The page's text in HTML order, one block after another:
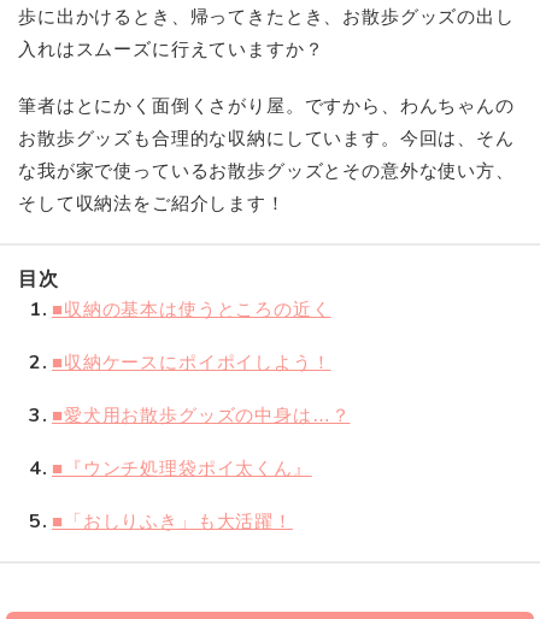
歩に出かけるとき、帰ってきたとき、お散歩グッズの出し
入れはスムーズに行えていますか？
筆者はとにかく面倒くさがり屋。ですから、わんちゃんの
お散歩グッズも合理的な収納にしています。今回は、そん
な我が家で使っているお散歩グッズとその意外な使い方、
そして収納法をご紹介します！
目次
1 ■収納の基本は使うところの近く
2 ■収納ケースにポイポイしよう！
3 ■愛犬用お散歩グッズの中身は…？
4 ■『ウンチ処理袋ポイ太くん』
5 ■「おしりふき」も大活躍！